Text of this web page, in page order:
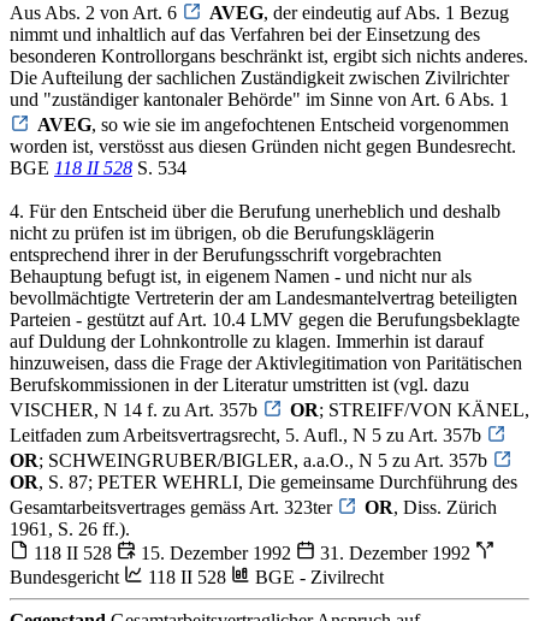
Aus Abs. 2 von Art. 6
AVEG, der eindeutig auf Abs. 1 Bezug
nimmt und inhaltlich auf das Verfahren bei der Einsetzung des
besonderen Kontrollorgans beschränkt ist, ergibt sich nichts anderes.
Die Aufteilung der sachlichen Zuständigkeit zwischen Zivilrichter
und "zuständiger kantonaler Behörde" im Sinne von Art. 6 Abs. 1
AVEG, so wie sie im angefochtenen Entscheid vorgenommen
worden ist, verstösst aus diesen Gründen nicht gegen Bundesrecht.
BGE 118 II 528 S. 534
4. Für den Entscheid über die Berufung unerheblich und deshalb
nicht zu prüfen ist im übrigen, ob die Berufungsklägerin
entsprechend ihrer in der Berufungsschrift vorgebrachten
Behauptung befugt ist, in eigenem Namen - und nicht nur als
bevollmächtigte Vertreterin der am Landesmantelvertrag beteiligten
Parteien - gestützt auf Art. 10.4 LMV gegen die Berufungsbeklagte
auf Duldung der Lohnkontrolle zu klagen. Immerhin ist darauf
hinzuweisen, dass die Frage der Aktivlegitimation von Paritätischen
Berufskommissionen in der Literatur umstritten ist (vgl. dazu
VISCHER, N 14 f. zu Art. 357b
OR; STREIFF/VON KÄNEL,
Leitfaden zum Arbeitsvertragsrecht, 5. Aufl., N 5 zu Art. 357b
OR; SCHWEINGRUBER/BIGLER, a.a.O., N 5 zu Art. 357b
OR, S. 87; PETER WEHRLI, Die gemeinsame Durchführung des
Gesamtarbeitsvertrages gemäss Art. 323ter
OR, Diss. Zürich
1961, S. 26 ff.).
118 II 528
15. Dezember 1992
31. Dezember 1992
Bundesgericht
118 II 528 BGE - Zivilrecht